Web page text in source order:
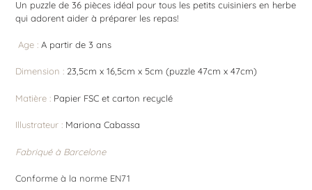
Un puzzle de 36 pièces idéal pour tous les petits cuisiniers en herbe
qui adorent aider à préparer les repas!
Age : A partir de 3 ans
Dimension : 23,5cm x 16,5cm x 5cm (puzzle 47cm x 47cm)
Matière : Papier FSC et carton recyclé
Illustrateur : Mariona Cabassa
Fabriqué à Barcelone
Conforme à la norme EN71